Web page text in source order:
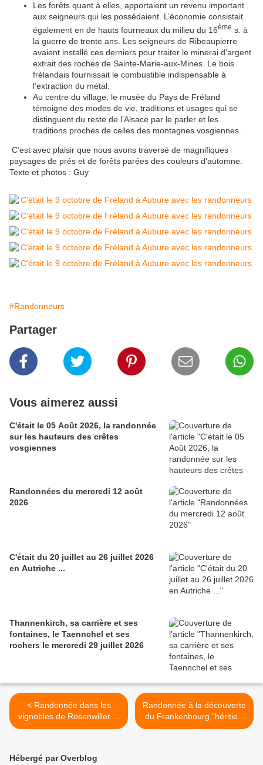
Les forêts quant à elles, apportaient un revenu important
aux seigneurs qui les possédaient. L’économie consistait
également en de hauts fourneaux du milieu du 16ème s. à
la guerre de trente ans. Les seigneurs de Ribeaupierre
avaient installé ces derniers pour traiter le minerai d’argent
extrait des roches de Sainte-Marie-aux-Mines. Le bois
frélandais fournissait le combustible indispensable à
l’extraction du métal.
Au centre du village, le musée du Pays de Fréland
témoigne des modes de vie, traditions et usages qui se
distinguent du reste de l’Alsace par le parler et les
traditions proches de celles des montagnes vosgiennes.
C’est avec plaisir que nous avons traversé de magnifiques
paysages de prés et de forêts parées des couleurs d’automne.
Texte et photos : Guy
#Randonneurs
Partager
Vous aimerez aussi
C'était le 05 Août 2026, la randonnée
sur les hauteurs des crêtes
vosgiennes
Randonnées du mercredi 12 août
2026
C'était du 20 juillet au 26 juillet 2026
en Autriche ...
Thannenkirch, sa carrière et ses
fontaines, le Taennchel et ses
rochers le mercredi 29 juillet 2026
< Randonnée dans les
vignobles de Rosenwiller et
Rosheim - mercredi 16
Randonnée à la découverte
du Frankenbourg "héritier"
du mur païen - mercredi 23
Hébergé par Overblog